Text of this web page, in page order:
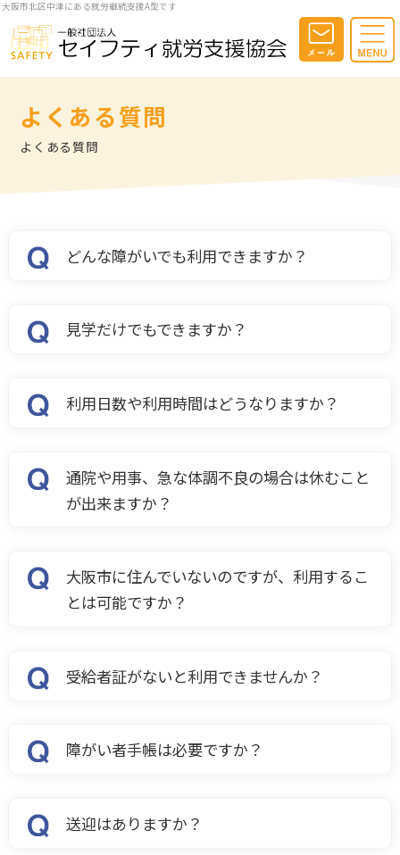
大阪市北区中津にある就労継続支援A型です
よくある質問
よくある質問
どんな障がいでも利用できますか？
見学だけでもできますか？
利用日数や利用時間はどうなりますか？
通院や用事、急な体調不良の場合は休むこと
が出来ますか？
大阪市に住んでいないのですが、利用するこ
とは可能ですか？
受給者証がないと利用できませんか？
障がい者手帳は必要ですか？
送迎はありますか？